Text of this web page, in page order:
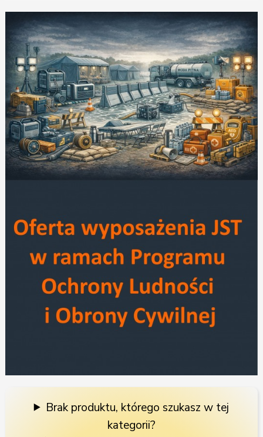
Brak produktu, którego szukasz w tej
kategorii?